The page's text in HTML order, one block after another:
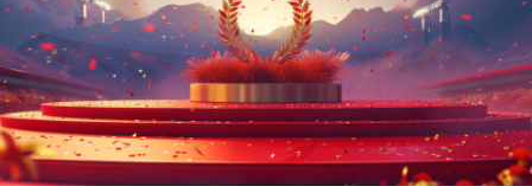
Szkolenia i kursy
Olimpiady
Konkursy